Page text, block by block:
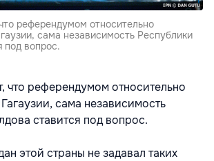
референдумом относительно
сама независимость Республики
под вопрос.
что референдумом относительно
сама независимость
ставится под вопрос.
этой страны не задавал таких